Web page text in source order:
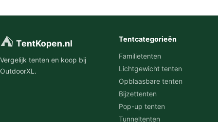
⛺ TentKopen.nl
Vergelijk tenten en koop bij
OutdoorXL.
Tentcategorieën
Familietenten
Lichtgewicht tenten
Opblaasbare tenten
Bijzettenten
Pop-up tenten
Tunneltenten